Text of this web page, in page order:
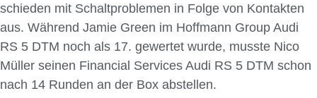
schieden mit Schaltproblemen in Folge von Kontakten
aus. Während Jamie Green im Hoffmann Group Audi
RS 5 DTM noch als 17. gewertet wurde, musste Nico
Müller seinen Financial Services Audi RS 5 DTM schon
nach 14 Runden an der Box abstellen.